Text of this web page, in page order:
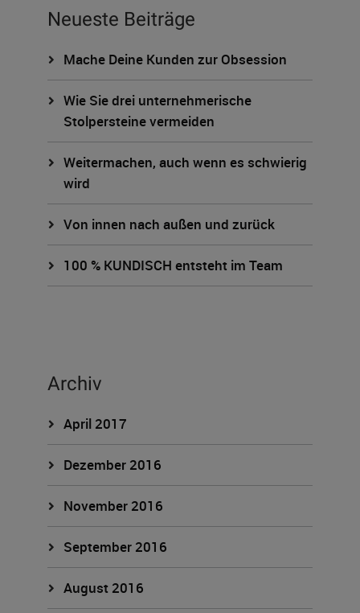
Neueste Beiträge
Mache Deine Kunden zur Obsession
Wie Sie drei unternehmerische
Stolpersteine vermeiden
Weitermachen, auch wenn es schwierig
wird
Von innen nach außen und zurück
100 % KUNDISCH entsteht im Team
Archiv
April 2017
Dezember 2016
November 2016
September 2016
August 2016